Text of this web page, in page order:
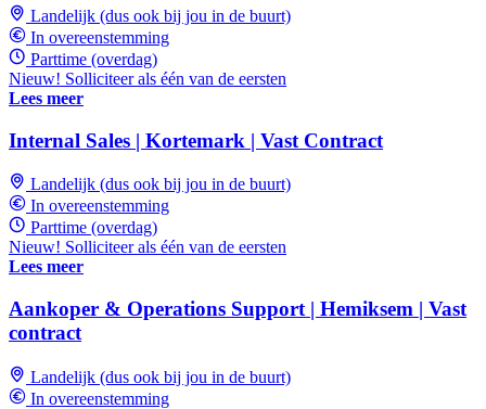
Landelijk (dus ook bij jou in de buurt)
In overeenstemming
Parttime (overdag)
Nieuw! Solliciteer als één van de eersten
Lees meer
Internal Sales | Kortemark | Vast Contract
Landelijk (dus ook bij jou in de buurt)
In overeenstemming
Parttime (overdag)
Nieuw! Solliciteer als één van de eersten
Lees meer
Aankoper & Operations Support | Hemiksem | Vast
contract
Landelijk (dus ook bij jou in de buurt)
In overeenstemming